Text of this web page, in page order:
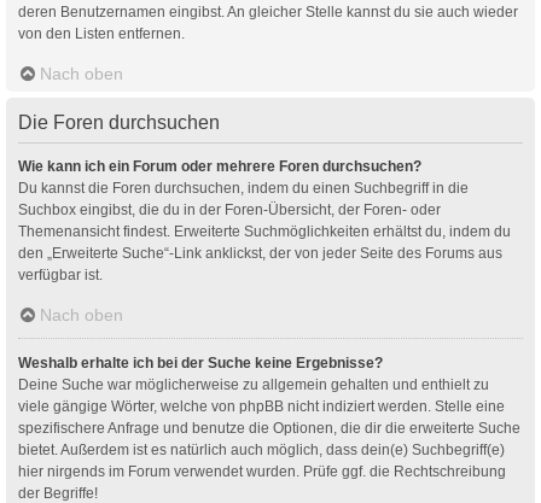
deren Benutzernamen eingibst. An gleicher Stelle kannst du sie auch wieder
von den Listen entfernen.
Nach oben
Die Foren durchsuchen
Wie kann ich ein Forum oder mehrere Foren durchsuchen?
Du kannst die Foren durchsuchen, indem du einen Suchbegriff in die
Suchbox eingibst, die du in der Foren-Übersicht, der Foren- oder
Themenansicht findest. Erweiterte Suchmöglichkeiten erhältst du, indem du
den „Erweiterte Suche“-Link anklickst, der von jeder Seite des Forums aus
verfügbar ist.
Nach oben
Weshalb erhalte ich bei der Suche keine Ergebnisse?
Deine Suche war möglicherweise zu allgemein gehalten und enthielt zu
viele gängige Wörter, welche von phpBB nicht indiziert werden. Stelle eine
spezifischere Anfrage und benutze die Optionen, die dir die erweiterte Suche
bietet. Außerdem ist es natürlich auch möglich, dass dein(e) Suchbegriff(e)
hier nirgends im Forum verwendet wurden. Prüfe ggf. die Rechtschreibung
der Begriffe!